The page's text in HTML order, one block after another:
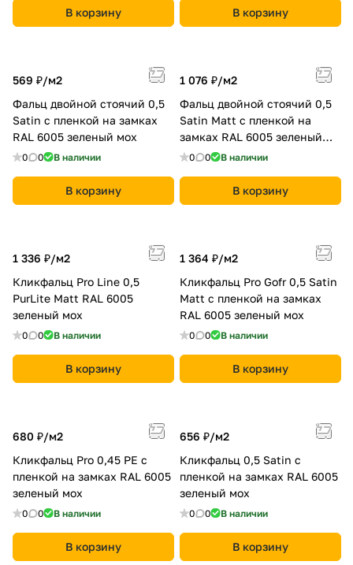
В корзину В корзину
569 ₽/м2
Фальц двойной стоячий 0,5
Satin с пленкой на замках
RAL 6005 зеленый мох
0 0 В наличии
В корзину
1 076 ₽/м2
Фальц двойной стоячий 0,5
Satin Мatt с пленкой на
замках RAL 6005 зеленый
мох
0 0 В наличии
В корзину
1 336 ₽/м2
Кликфальц Pro Line 0,5
PurLite Matt RAL 6005
зеленый мох
0 0 В наличии
В корзину
1 364 ₽/м2
Кликфальц Pro Gofr 0,5 Satin
Мatt с пленкой на замках
RAL 6005 зеленый мох
0 0 В наличии
В корзину
680 ₽/м2
Кликфальц Pro 0,45 PE с
пленкой на замках RAL 6005
зеленый мох
0 0 В наличии
В корзину
656 ₽/м2
Кликфальц 0,5 Satin с
пленкой на замках RAL 6005
зеленый мох
0 0 В наличии
В корзину